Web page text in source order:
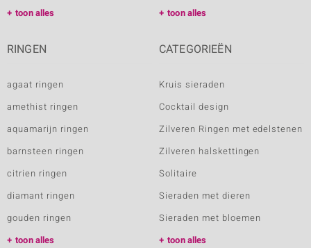
toon alles
toon alles
RINGEN
agaat ringen
amethist ringen
aquamarijn ringen
barnsteen ringen
citrien ringen
diamant ringen
gouden ringen
toon alles
CATEGORIEËN
Kruis sieraden
Cocktail design
Zilveren Ringen met edelstenen
Zilveren halskettingen
Solitaire
Sieraden met dieren
Sieraden met bloemen
toon alles